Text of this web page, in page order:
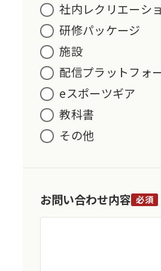
社内レクリエーシ
研修パッケージ
施設
配信プラットフォ
eスポーツギア
教科書
その他
お問い合わせ内容 必須